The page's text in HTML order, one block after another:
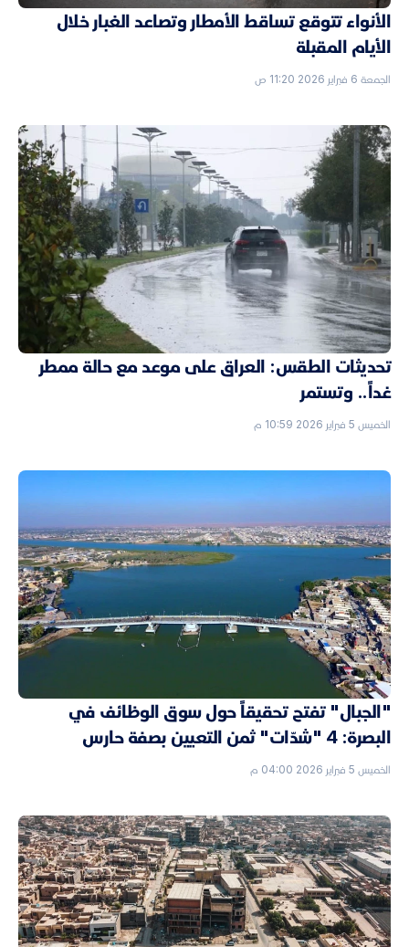
الأنواء تتوقع تساقط الأمطار وتصاعد الغبار خلال
الأيام المقبلة
الجمعة 6 فبراير 2026 11:20 ص
تحديثات الطقس: العراق على موعد مع حالة ممطر
غداً.. وتستمر
الخميس 5 فبراير 2026 10:59 م
"الجبال" تفتح تحقيقاً حول سوق الوظائف في
البصرة: 4 "شدّات" ثمن التعيين بصفة حارس
الخميس 5 فبراير 2026 04:00 م